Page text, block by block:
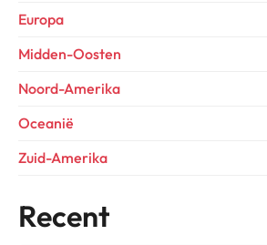
Europa
Midden-Oosten
Noord-Amerika
Oceanië
Zuid-Amerika
Recent